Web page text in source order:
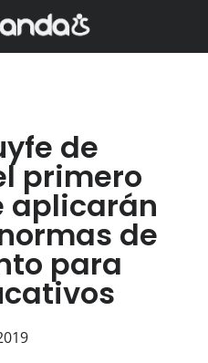
de
primero
aplicarán
de
para